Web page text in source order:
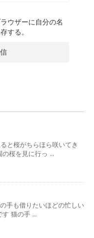
ウザーに自分の名
する。
と桜がちらほら咲いてき
桜を見に行っ ...
手も借りたいほどの忙しい
猫の手 ...